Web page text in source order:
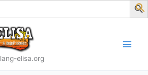
elisa.org